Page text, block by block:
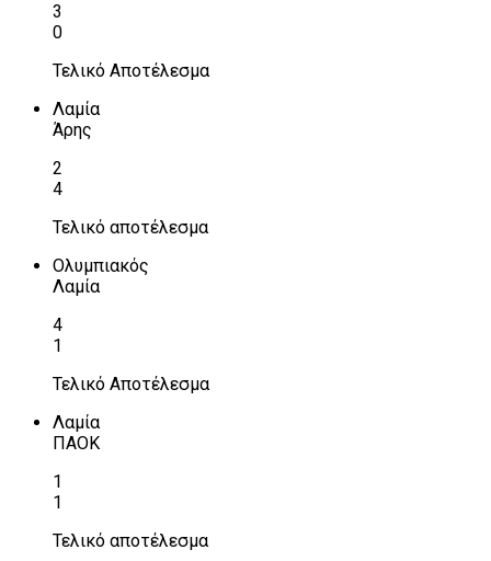
3
0
Τελικό Αποτέλεσμα
Λαμία
Άρης
2
4
Τελικό αποτέλεσμα
Ολυμπιακός
Λαμία
4
1
Τελικό Αποτέλεσμα
Λαμία
ΠΑΟΚ
1
1
Τελικό αποτέλεσμα